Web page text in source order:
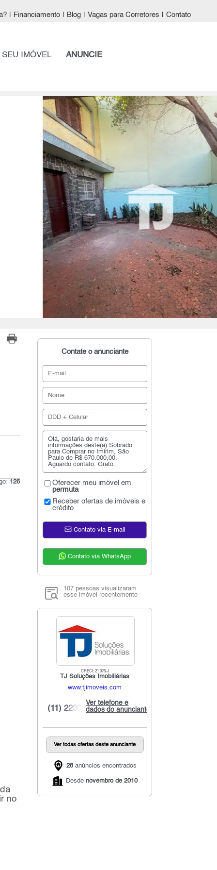
Financiamento Blog Vagas para Corretores Contato
IMÓVEL ANUNCIE
126
no
Contate o anunciante
Oferecer meu imóvel em
permuta
Receber ofertas de imóveis e
crédito
Contato via E-mail
Contato via WhatsApp
107 pessoas visualizaram
esse imóvel recentemente
CRECI: 21.076-J
TJ Soluções Imobiliárias
www.tjimoveis.com
Ver telefone e
dados do anunciante
(11) 2239...
Ver todas ofertas deste anunciante
28anúncios encontrados
Desde novembro de 2010